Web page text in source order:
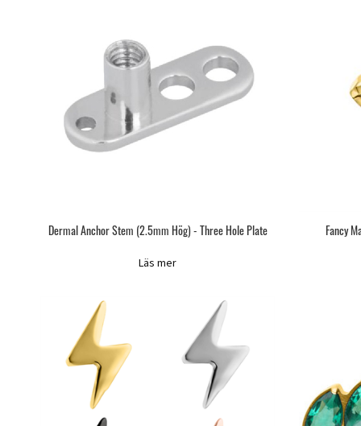
Dermal Anchor Stem (2.5mm Hög) - Three Hole Plate
Läs mer
Fancy